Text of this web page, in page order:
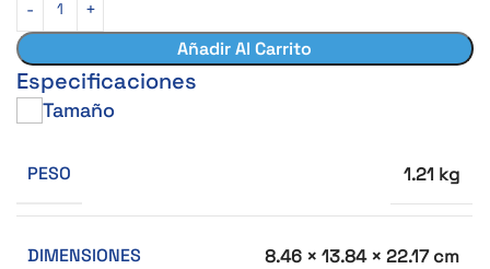
Añadir Al Carrito
Especificaciones
Tamaño
PESO 1.21 kg
DIMENSIONES 8.46 × 13.84 × 22.17 cm